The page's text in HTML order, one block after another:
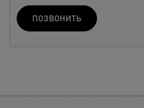
ПОЗВОНИТЬ